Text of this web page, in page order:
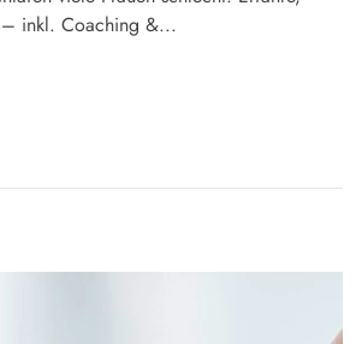
inkl. Coaching &...